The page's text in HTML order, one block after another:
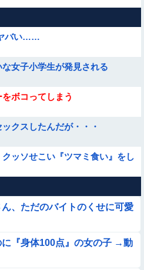
ヤバい……
な女子小学生が発見される
をボコってしまう
クスしたんだが・・・
クッソせこい『ツマミ食い』をし
ん、夏の体験談ｗｗｗｗｗｗｗ
外国人は笑うらしいな
ブリキャラのコスプレでチンポ
ん、ただのバイトのくせに可愛
に『身体100点』の女の子 →動